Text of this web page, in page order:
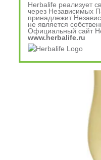
Herbalife реализует
через Независимых
принадлежит
не является
Официальный сайт
www.herbalife.ru